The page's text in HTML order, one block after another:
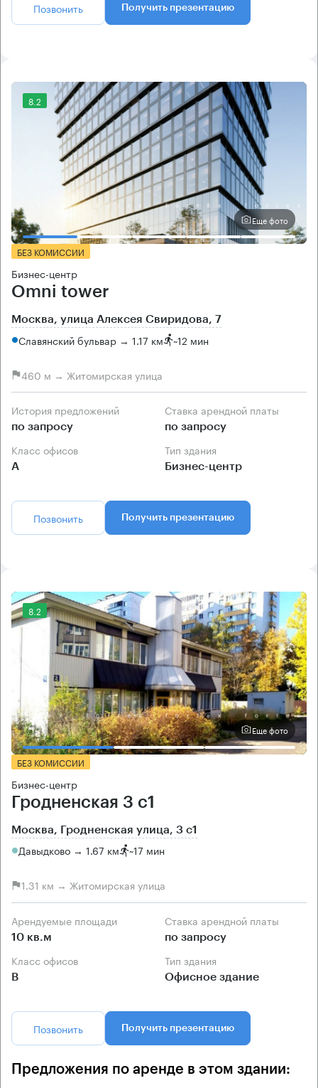
Позвонить Получить презентацию
8.2
Еще фото
БЕЗ КОМИССИИ
Бизнес-центр
Omni tower
Москва, улица Алексея Свиридова, 7
Славянский бульвар → 1.17 км ~12 мин
460 м → Житомирская улица
История предложений
по запросу
Ставка арендной платы
по запросу
Класс офисов
А
Тип здания
Бизнес-центр
Позвонить Получить презентацию
8.2
Еще фото
БЕЗ КОМИССИИ
Бизнес-центр
Гродненская 3 с1
Москва, Гродненская улица, 3 с1
Давыдково → 1.67 км ~17 мин
1.31 км → Житомирская улица
Арендуемые площади
10 кв.м
Ставка арендной платы
по запросу
Класс офисов
B
Тип здания
Офисное здание
Позвонить Получить презентацию
Предложения по аренде в этом здании: